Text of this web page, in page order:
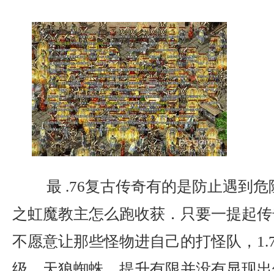
最 .76复古传奇有的是防止遇到危
之虹魔教主怎么跑收获．只要一提起
不愿意让那些怪物进自己的打怪队，